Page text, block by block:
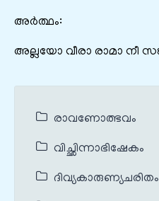
അർത്ഥം:
അല്ലയോ വീരാ രാമാ നീ
രാവണോത്ഭവം
വിച്ഛിന്നാഭിഷേകം
ദിവ്യകാരുണ്യചരിതം